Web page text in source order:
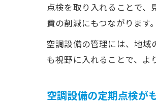
点検を取り入れることで
費の削減にもつながります。
空調設備の管理には、地域
も視野に入れることで、よ
空調設備の定期点検が